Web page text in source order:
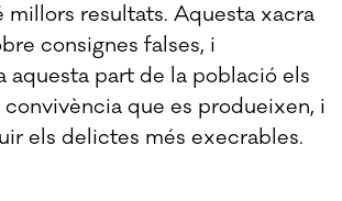
millors resultats. Aquesta xacra
consignes falses, i
aquesta part de la població els
que es produeixen, i
els delictes més execrables.